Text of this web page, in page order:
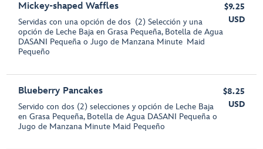
Mickey-shaped Waffles
Servidas con una opción de dos (2) Selección y una
opción de Leche Baja en Grasa Pequeña, Botella de Agua
DASANI Pequeña o Jugo de Manzana Minute Maid
Pequeño
$9.25
USD
Blueberry Pancakes
Servido con dos (2) selecciones y opción de Leche Baja
en Grasa Pequeña, Botella de Agua DASANI Pequeña o
Jugo de Manzana Minute Maid Pequeño
$8.25
USD